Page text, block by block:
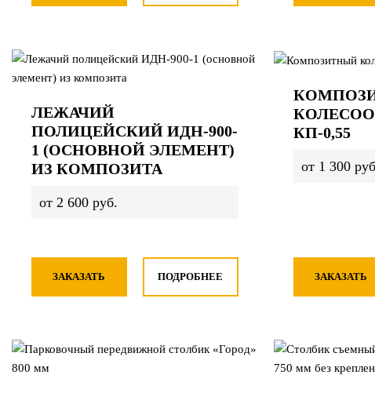
ЛЕЖАЧИЙ
ПОЛИЦЕЙСКИЙ ИДН-900-
1 (ОСНОВНОЙ ЭЛЕМЕНТ)
ИЗ КОМПОЗИТА
от 2 600 руб.
ЗАКАЗАТЬ ПОДРОБНЕЕ
КП-0,55
от 1 300
ЗАКАЗАТЬ